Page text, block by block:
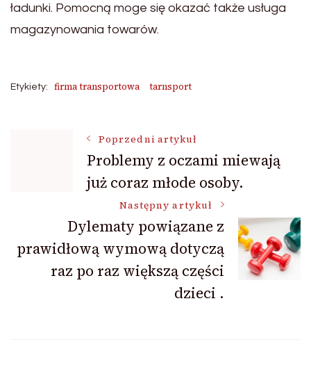
ładunki. Pomocną moge się okazać także usługa
magazynowania towarów.
Etykiety: firma transportowa tarnsport
Nawigacja
wpisu
Poprzedni artykuł
Problemy z oczami miewają
już coraz młode osoby.
Następny artykuł
Dylematy powiązane z
prawidłową wymową dotyczą
raz po raz większą części
dzieci .